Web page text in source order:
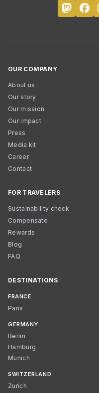
OUR COMPANY
About us
Our story
Our mission
Our impact
Press
Media kit
Career
Contact
FOR TRAVELERS
Sustainability check
Compensate
Rewards
Blog
FAQ
DESTINATIONS
FRANCE
Paris
GERMANY
Berlin
Hamburg
Munich
SWITZERLAND
Zurich